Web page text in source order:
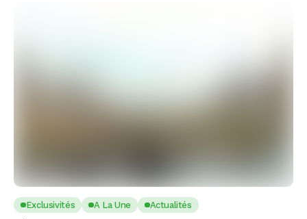
Exclusivités A La Une Actualités